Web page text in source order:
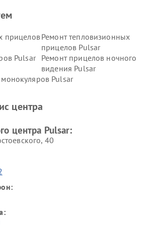
прицеловРемонт тепловизионных
прицелов Pulsar
Pulsar
Ремонт прицелов ночного
видения Pulsar
Pulsar
центра
центра Pulsar:
40